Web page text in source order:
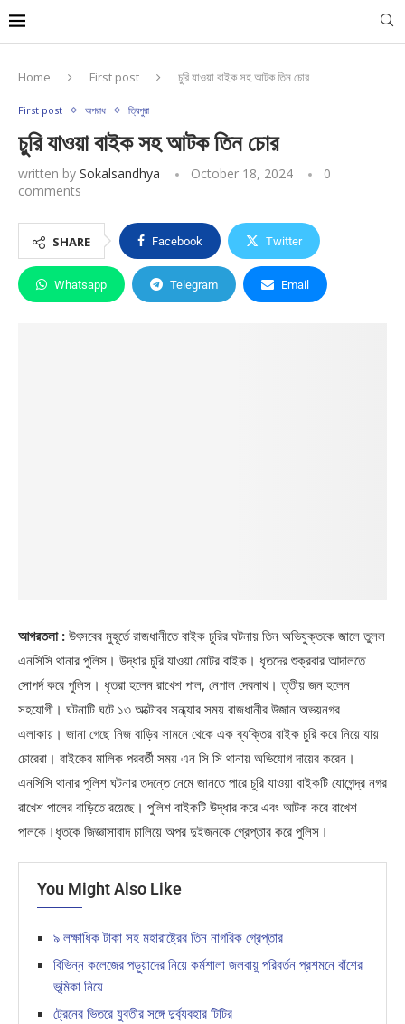
Home First post চুরি যাওয়া বাইক সহ আটক তিন চোর
First post অপরাধ ত্রিপুরা
চুরি যাওয়া বাইক সহ আটক তিন চোর
written by Sokalsandhya October 18, 2024
0
comments
SHARE Facebook Twitter
Whatsapp Telegram Email
আগরতলা : উৎসবের মুহূর্তে রাজধানীতে বাইক চুরির ঘটনায় তিন অভিযুক্তকে জালে তুলল
এনসিসি থানার পুলিস। উদ্ধার চুরি যাওয়া মোটর বাইক। ধৃতদের শুক্রবার আদালতে
সোপর্দ করে পুলিস। ধৃতরা হলেন রাখেশ পাল, নেপাল দেবনাথ। তৃতীয় জন হলেন
সহযোগী। ঘটনাটি ঘটে ১৩ অক্টোবর সন্ধ্যার সময় রাজধানীর উজান অভয়নগর
এলাকায়। জানা গেছে নিজ বাড়ির সামনে থেকে এক ব্যক্তির বাইক চুরি করে নিয়ে যায়
চোরেরা। বাইকের মালিক পরবর্তী সময় এন সি সি থানায় অভিযোগ দায়ের করেন।
এনসিসি থানার পুলিশ ঘটনার তদন্তে নেমে জানতে পারে চুরি যাওয়া বাইকটি যোগেন্দ্র নগর
রাখেশ পালের বাড়িতে রয়েছে। পুলিশ বাইকটি উদ্ধার করে এবং আটক করে রাখেশ
পালকে।ধৃতকে জিজ্ঞাসাবাদ চালিয়ে অপর দুইজনকে গ্রেপ্তার করে পুলিস।
You Might Also Like
৯ লক্ষাধিক টাকা সহ মহারাষ্ট্রের তিন নাগরিক গ্রেপ্তার
বিভিন্ন কলেজের পড়ুয়াদের নিয়ে কর্মশালা জলবায়ু পরিবর্তন প্রশমনে বাঁশের
ভূমিকা নিয়ে
ট্রেনের ভিতরে যুবতীর সঙ্গে দুর্ব্যবহার টিটির